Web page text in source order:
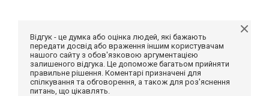
Відгук - це думка або оцінка людей, які бажають
передати досвід або враження іншим користувачам
нашого сайту з обов'язковою аргументацією
залишеного відгука. Це допоможе багатьом прийняти
правильне рішення. Коментарі призначені для
спілкування та обговорення, а також для роз'яснення
питань, що цікавлять.